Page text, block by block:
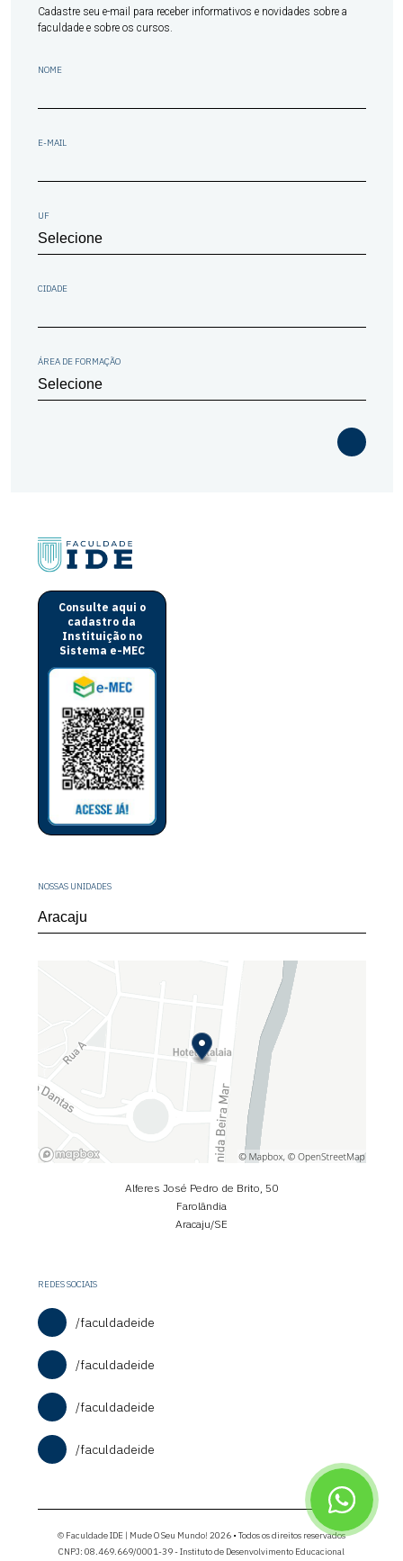
Cadastre seu e-mail para receber informativos e novidades sobre a
faculdade e sobre os cursos.
NOME
E-MAIL
UF
CIDADE
ÁREA DE FORMAÇÃO
Consulte aqui o
cadastro da
Instituição no
Sistema e-MEC
NOSSAS UNIDADES
Alferes José Pedro de Brito, 50
Farolândia
Aracaju/SE
REDES SOCIAIS
/faculdadeide
/faculdadeide
/faculdadeide
/faculdadeide
© Faculdade IDE | Mude O Seu Mundo! 2026 • Todos os direitos reservados
CNPJ: 08.469.669/0001-39 - Instituto de Desenvolvimento Educacional